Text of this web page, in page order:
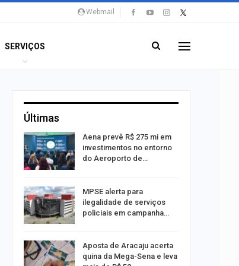
Webmail
SERVIÇOS
Últimas
Aena prevê R$ 275 mi em
investimentos no entorno
do Aeroporto de…
MPSE alerta para
ilegalidade de serviços
policiais em campanha…
Aposta de Aracaju acerta
quina da Mega-Sena e leva